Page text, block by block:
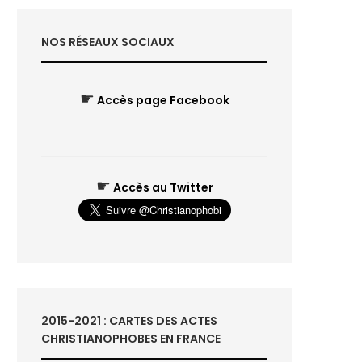
NOS RÉSEAUX SOCIAUX
☛ Accès page Facebook
☛ Accès au Twitter
2015-2021 : CARTES DES ACTES
CHRISTIANOPHOBES EN FRANCE